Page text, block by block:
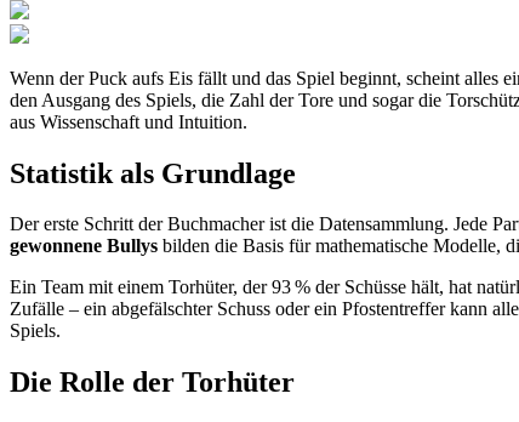
Wenn der Puck aufs Eis fällt und das Spiel beginnt, scheint alles
den Ausgang des Spiels, die Zahl der Tore und sogar die
aus Wissenschaft und Intuition.
Statistik als Grundlage
Der erste Schritt der Buchmacher ist die Datensammlung. Jede
gewonnene Bullys bilden die Basis für mathematische Modelle,
Ein Team mit einem Torhüter, der 93 % der Schüsse hält, hat
Zufälle – ein abgefälschter Schuss oder ein Pfostentreffer kann
Spiels.
Die Rolle der Torhüter